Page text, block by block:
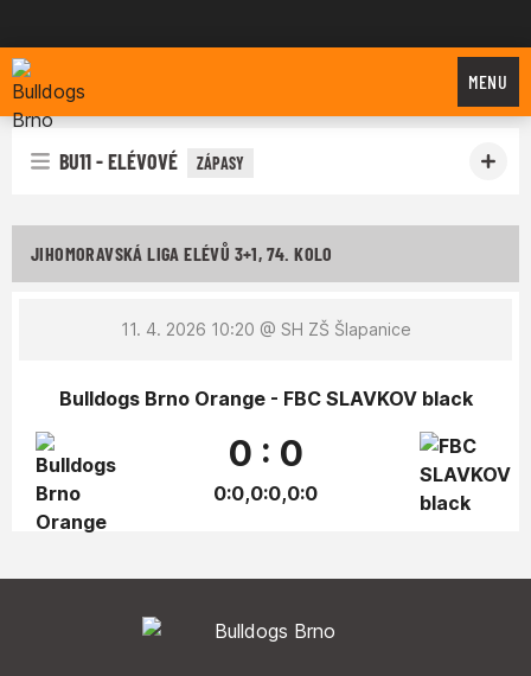
Bulldogs Brno
MENU
BU11 - ELÉVOVÉ ZÁPASY
JIHOMORAVSKÁ LIGA ELÉVŮ 3+1, 74. KOLO
11. 4. 2026 10:20 @ SH ZŠ Šlapanice
Bulldogs Brno Orange - FBC SLAVKOV black
0 : 0
0:0,0:0,0:0